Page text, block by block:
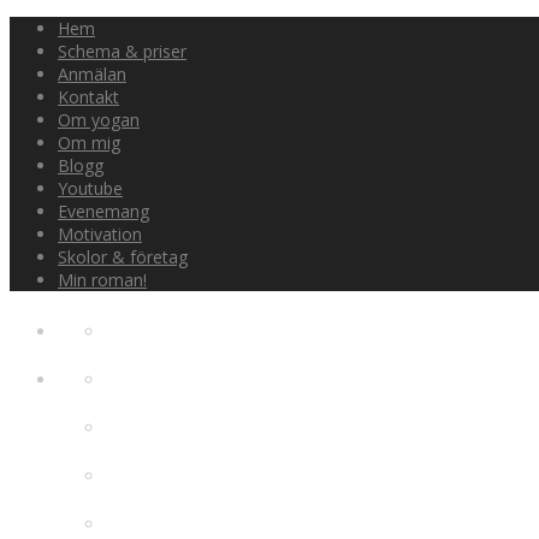
Hem
Schema & priser
Anmälan
Kontakt
Om yogan
Om mig
Blogg
Youtube
Evenemang
Motivation
Skolor & företag
Min roman!